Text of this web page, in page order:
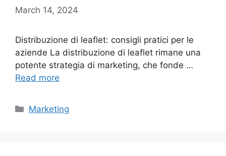
March 14, 2024
Distribuzione di leaflet: consigli pratici per le
aziende La distribuzione di leaflet rimane una
potente strategia di marketing, che fonde …
Read more
Categories
Marketing